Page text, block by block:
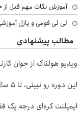
آموزش نکات مهم قبل از
لی لی فومی و پازل
مطالب پیشنهادی
ویدیو هولناک از جوان
این دوره رو نبینی، تا 5 سال دیگه هم فقیر می‌مونی! همین الان ثبت نام کن
ایمپلنت کره‌ای درجه یک فقط 6 میلیون